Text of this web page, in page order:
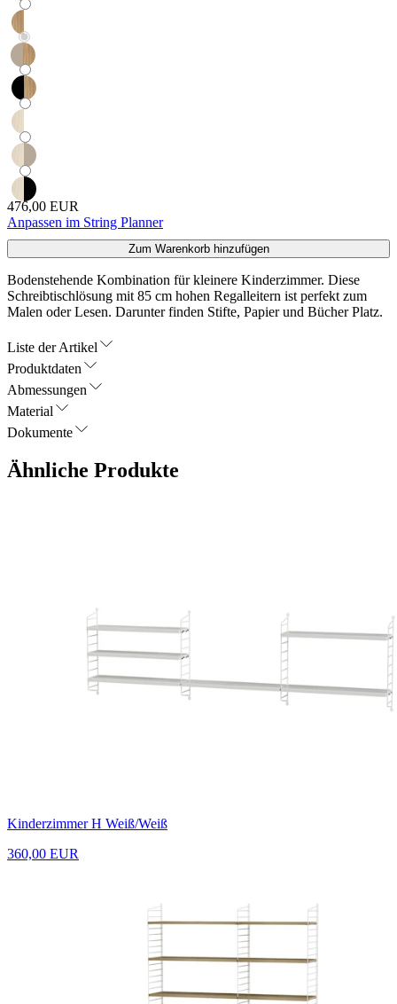
476,00 EUR
Anpassen im String Planner
Zum Warenkorb hinzufügen
Bodenstehende Kombination für kleinere Kinderzimmer. Diese
Schreibtischlösung mit 85 cm hohen Regalleitern ist perfekt zum
Malen oder Lesen. Darunter finden Stifte, Papier und Bücher Platz.
Liste der Artikel
Produktdaten
Abmessungen
Material
Dokumente
Ähnliche Produkte
Kinderzimmer H Weiß/Weiß
360,00 EUR